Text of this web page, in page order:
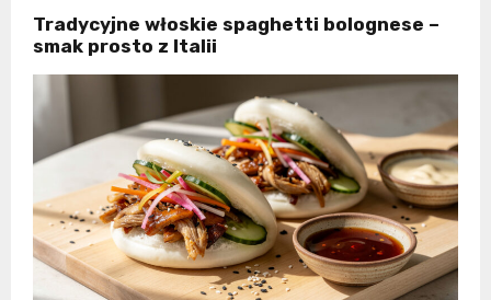
Tradycyjne włoskie spaghetti bolognese –
smak prosto z Italii